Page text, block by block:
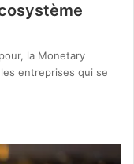
la Monetary
entreprises qui se